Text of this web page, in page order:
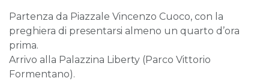
Partenza da Piazzale Vincenzo Cuoco, con la
preghiera di presentarsi almeno un quarto d’ora
prima.
Arrivo alla Palazzina Liberty (Parco Vittorio
Formentano).